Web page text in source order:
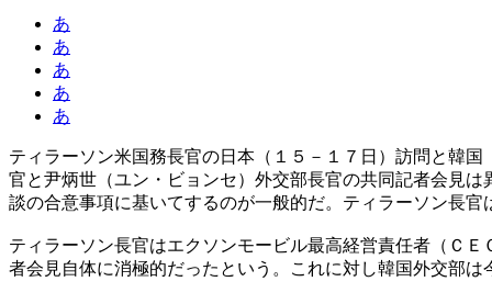
あ
あ
あ
あ
あ
ティラーソン米国務長官の日本（１５－１７日）訪問と韓
官と尹炳世（ユン・ビョンセ）外交部長官の共同記者会見
談の合意事項に基いてするのが一般的だ。ティラーソン長
ティラーソン長官はエクソンモービル最高経営責任者（Ｃ
者会見自体に消極的だったという。これに対し韓国外交部